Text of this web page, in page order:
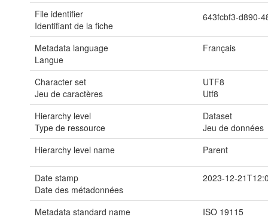
File identifier
Identifiant de la fiche
643fcbf3-d890-
Metadata language
Langue
Français
Character set
Jeu de caractères
UTF8
Utf8
Hierarchy level
Type de ressource
Dataset
Jeu de données
Hierarchy level name
Parent
Date stamp
Date des métadonnées
2023-12-
Metadata standard name ISO 19115